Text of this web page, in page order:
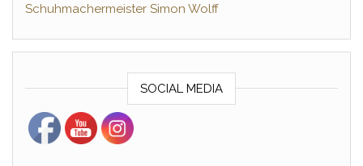
Schuhmachermeister Simon Wolff
SOCIAL MEDIA